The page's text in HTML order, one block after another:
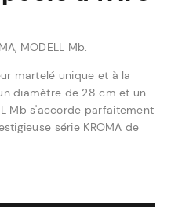
MODELL Mb.
martelé unique et à la
diamètre de 28 cm et un
Mb s'accorde parfaitement
série KROMA de